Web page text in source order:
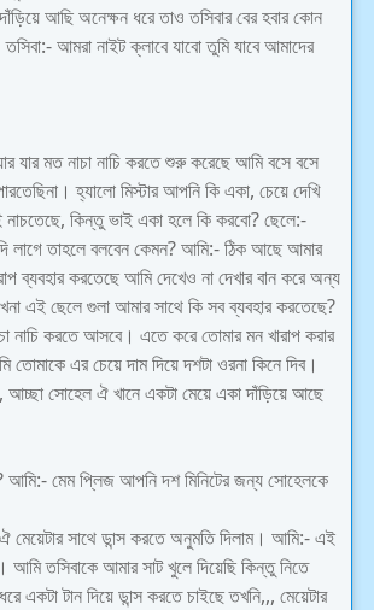
আছি অনেক্ষন ধরে তাও তসিবার বের হবার কোন
আমরা নাইট ক্লাবে যাবো তুমি যাবে আমাদের
যার মত নাচা নাচি করতে শুরু করেছে আমি বসে বসে
হ্যালো মিস্টার আপনি কি একা, চেয়ে দেখি
কিন্তু ভাই একা হলে কি করবো? ছেলে:-
লাগে তাহলে বলবেন কেমন? আমি:- ঠিক আছে আমার
ব্যবহার করতেছে আমি দেখেও না দেখার বান করে অন্য
এই ছেলে গুলা আমার সাথে কি সব ব্যবহার করতেছে?
নাচি করতে আসবে। এতে করে তোমার মন খারাপ করার
এর চেয়ে দাম দিয়ে দশটা ওরনা কিনে দিব।
সোহেল ঐ খানে একটা মেয়ে একা দাঁড়িয়ে আছে
আমি:- মেম প্লিজ আপনি দশ মিনিটের জন্য সোহেলকে
সাথে ডান্স করতে অনুমতি দিলাম। আমি:- এই
তসিবাকে আমার সাট খুলে দিয়েছি কিন্তু নিতে
একটা টান দিয়ে ডান্স করতে চাইছে তখনি,,, মেয়েটার